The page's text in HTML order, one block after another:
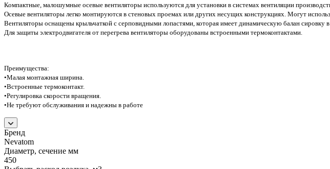
Компактные, малошумные осевые вентиляторы используются для установки в системах вентиляции
Осевые вентиляторы легко монтируются в стеновых проемах или других несущих конструкциях. Могут
Вентиляторы оснащены крыльчаткой с серповидными лопастями, которая имеет динамическую балан сировку
Для защиты электродвигателя от перегрева вентиляторы оборудованы встроенными термоконтактами.
Преимущества:
•Малая монтажная ширина.
•Встроенные термоконтакт.
•Регулировка скорости вращения.
•Не требуют обслуживания и надежны в работе
Бренд
Nevatom
Диаметр, сечение мм
450